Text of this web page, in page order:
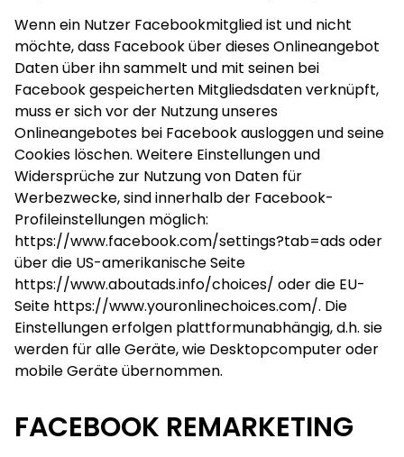
Wenn ein Nutzer Facebookmitglied ist und nicht
möchte, dass Facebook über dieses Onlineangebot
Daten über ihn sammelt und mit seinen bei
Facebook gespeicherten Mitgliedsdaten verknüpft,
muss er sich vor der Nutzung unseres
Onlineangebotes bei Facebook ausloggen und seine
Cookies löschen. Weitere Einstellungen und
Widersprüche zur Nutzung von Daten für
Werbezwecke, sind innerhalb der Facebook-
Profileinstellungen möglich:
https://www.facebook.com/settings?tab=adsoder
über die US-amerikanische Seite
https://www.aboutads.info/choices/ oder die EU-
Seite https://www.youronlinechoices.com/. Die
Einstellungen erfolgen plattformunabhängig, d.h. sie
werden für alle Geräte, wie Desktopcomputer oder
mobile Geräte übernommen.
FACEBOOK REMARKETING